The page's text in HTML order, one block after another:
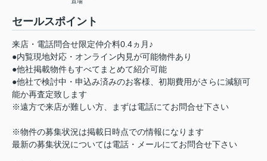
セールスポイント
来店・電話問合せ限定仲介料0.4ヵ月♪
●内覧現地対応・オンライン内見が可能物件あり
●他社掲載物件もすべてまとめて紹介可能
●他社で検討中・申込み済みのお客様、初期費用がさらに減額可
能か再査定致します
※遠方で来店が難しい方、まずは電話にてお問合せ下さい
※物件の募集状況は掲載日時点での情報になります
最新の募集状況については電話・メールにてお問合せ下さい